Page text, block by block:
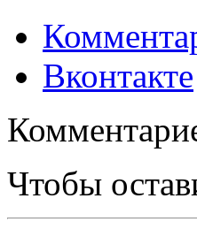
Вконтакте
Чтобы